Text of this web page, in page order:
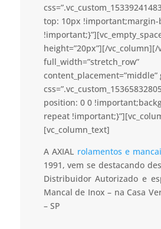
top: 10px !important;margin-
height=”20px”][/vc_column][/
full_width=”stretch_row”
content_placement=”middle”
position: 0 0
repeat
[vc_column_text]
A AXIAL rolamentos e
1991, vem se destacando
Distribuidor Autorizado e
Mancal de Inox – na Casa
– SP